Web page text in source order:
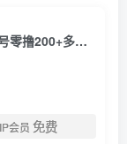
最新淘金城镇协议辅助全自动挂机脚本，单号零撸200+多号多撸【脚本+教程】
会员 免费